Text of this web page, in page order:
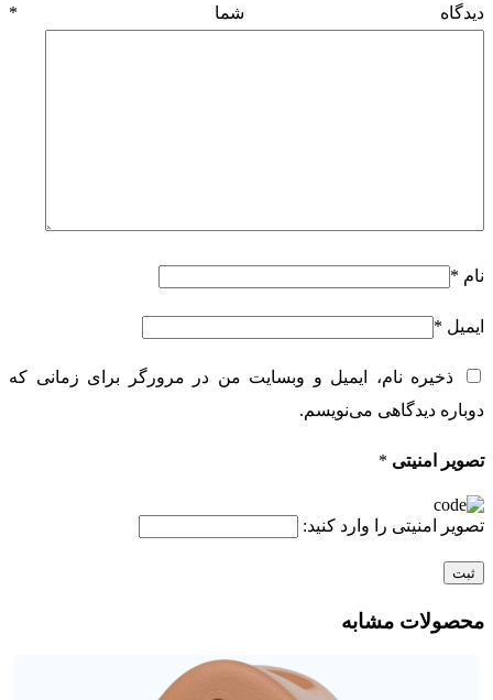
دیدگاه شما *
نام *
ایمیل *
ذخیره نام، ایمیل و وبسایت من در مرورگر برای زمانی که
دوباره دیدگاهی می‌نویسم.
تصویر امنیتی *
تصویر امنیتی را وارد کنید:
محصولات مشابه